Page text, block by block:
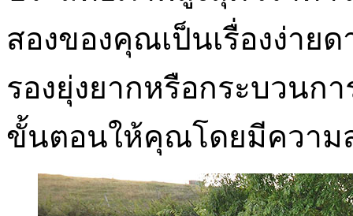
สองของคุณเป็นเรื่องง่าย
รองยุ่งยากหรือกระบวนก
ขั้นตอนให้คุณโดยมีความ